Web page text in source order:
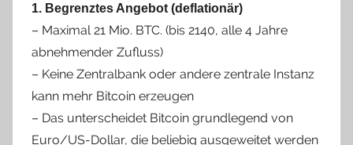
1. Begrenztes Angebot (deflationär)
– Maximal 21 Mio. BTC. (bis 2140, alle 4 Jahre
abnehmender Zufluss)
– Keine Zentralbank oder andere zentrale Instanz
kann mehr Bitcoin erzeugen
– Das unterscheidet Bitcoin grundlegend von
Euro/US-Dollar, die beliebig ausgeweitet werden